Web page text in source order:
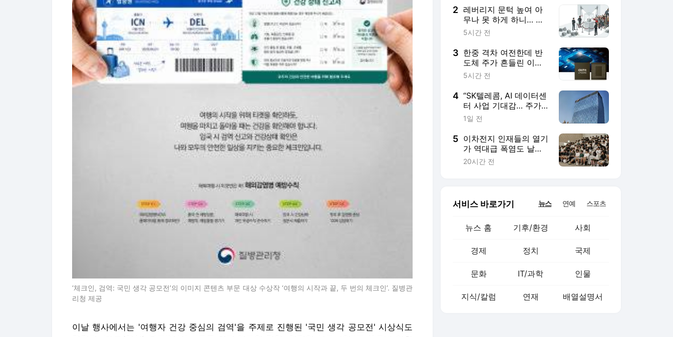
‘체크인, 검역: 국민 생각 공모전’의 이미지 콘텐츠 부문 대상 수상작 ‘여행의 시작과 끝, 두 번의 체크인’. 질병관
리청 제공
이날 행사에서는 '여행자 건강 중심의 검역'을 주제로 진행된 '국민 생각 공모전' 시상식도
2 레버리지 문턱 높여 아
무나 못 하게 하니… 더
사고 싶게 만든 효과
5시간 전
3 한중 격차 여전한데 반
도체 주가 흔들린 이
유… 기술보다 무서운
5시간 전
4 “SK텔레콤, AI 데이터센
터 사업 기대감… 주가
20% 이상 상승 전망”
1일 전
5 이차전지 인재들의 열기
가 역대급 폭염도 날렸
다… ‘2026 K-배터리 청
20시간 전
서비스 바로가기 뉴스 연예 스포츠
뉴스 홈 기후/환경 사회
경제 정치 국제
문화 IT/과학 인물
지식/칼럼 연재 배열설명서